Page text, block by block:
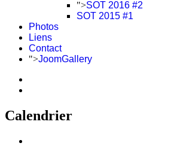
">SOT 2016 #2
SOT 2015 #1
Photos
Liens
Contact
">JoomGallery
Calendrier